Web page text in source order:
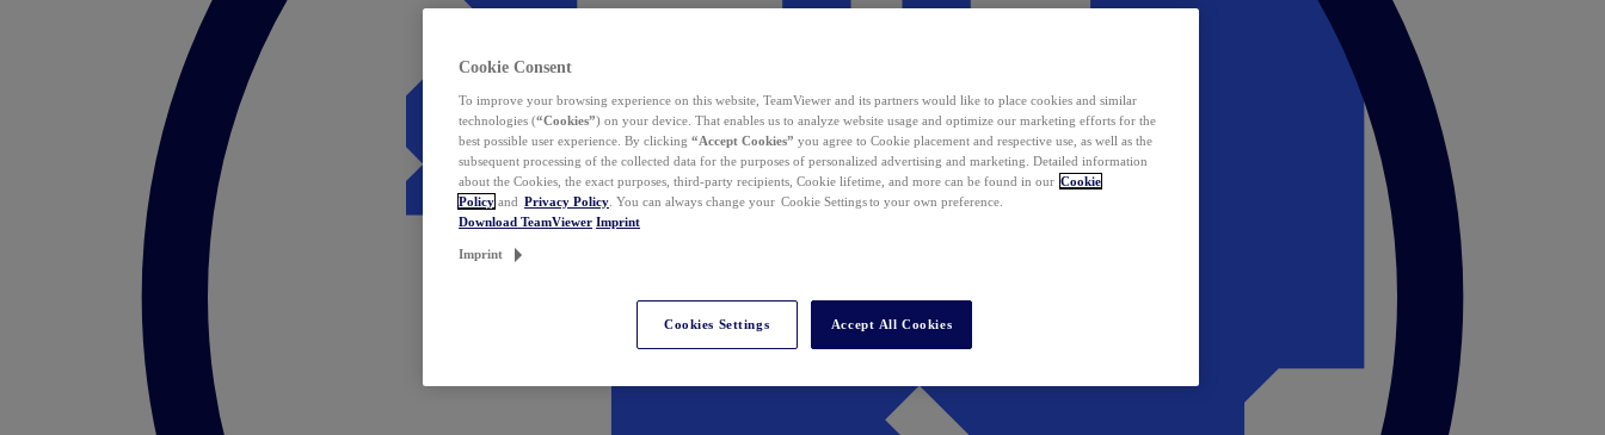
Cookie Consent
To improve your browsing experience on this website, TeamViewer and its partners would like to place cookies and similar
technologies (“Cookies”) on your device. That enables us to analyze website usage and optimize our marketing efforts for the
best possible user experience. By clicking “Accept Cookies” you agree to Cookie placement and respective use, as well as the
subsequent processing of the collected data for the purposes of personalized advertising and marketing. Detailed information
about the Cookies, the exact purposes, third-party recipients, Cookie lifetime, and more can be found in our Cookie
Policy and Privacy Policy . You can always change your Cookie Settings to your own preference.
Download TeamViewer Imprint
Imprint
Cookies Settings Accept All Cookies